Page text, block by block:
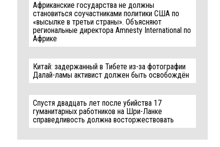
Африканские государства не должны
становиться соучастниками политики США по
«высылке в третьи страны». Объясняют
региональные директора Amnesty International по
Африке
Китай: задержанный в Тибете из-за фотографии
Далай-ламы активист должен быть освобождён
Спустя двадцать лет после убийства 17
гуманитарных работников на Шри-Ланке
справедливость должна восторжествовать